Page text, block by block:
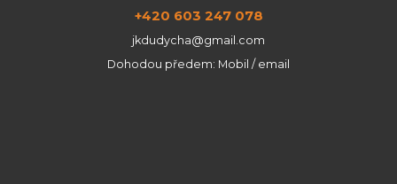
+420 603 247 078
jkdudycha@gmail.com
Dohodou předem: Mobil / email